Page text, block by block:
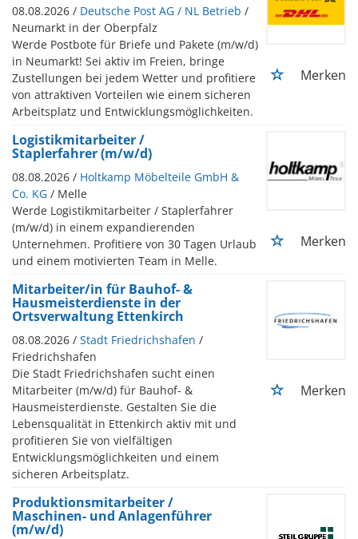
08.08.2026 / Deutsche Post AG / NL Betrieb /
Neumarkt in der Oberpfalz
Werde Postbote für Briefe und Pakete (m/w/d)
in Neumarkt! Sei aktiv im Freien, bringe
Zustellungen bei jedem Wetter und profitiere
von attraktiven Vorteilen wie einem sicheren
Arbeitsplatz und Entwicklungsmöglichkeiten.
Merken
Logistikmitarbeiter /
Staplerfahrer (m/w/d)
08.08.2026 / Holtkamp Möbelteile GmbH &
Co. KG / Melle
Werde Logistikmitarbeiter / Staplerfahrer
(m/w/d) in einem expandierenden
Unternehmen. Profitiere von 30 Tagen Urlaub
und einem motivierten Team in Melle.
Merken
Mitarbeiter/in für Bauhof- &
Hausmeisterdienste in der
Ortsverwaltung Ettenkirch
08.08.2026 / Stadt Friedrichshafen /
Friedrichshafen
Die Stadt Friedrichshafen sucht einen
Mitarbeiter (m/w/d) für Bauhof- &
Hausmeisterdienste. Gestalten Sie die
Lebensqualität in Ettenkirch aktiv mit und
profitieren Sie von vielfältigen
Entwicklungsmöglichkeiten und einem
sicheren Arbeitsplatz.
Merken
Produktionsmitarbeiter /
Maschinen- und Anlagenführer
(m/w/d)